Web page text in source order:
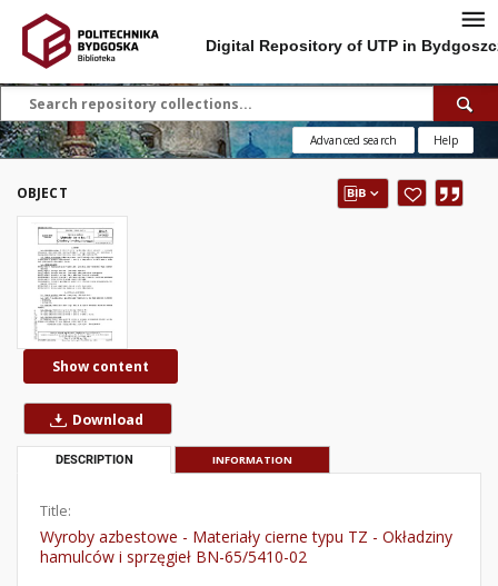
Digital Repository of UTP in
Advanced search Help
OBJECT
Show content
Download
DESCRIPTION INFORMATION
Title:
Wyroby azbestowe - Materiały cierne typu TZ - Okładziny
hamulców i sprzęgieł BN-65/5410-02